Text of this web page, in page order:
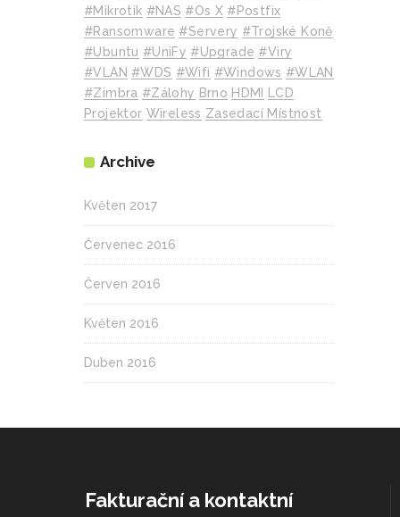
#mikrotik #NAS #Os X #Postfix
#Ransomware #Servery #Trojské Koně
#Ubuntu #UniFy #Upgrade #Viry
#VLAN #WDS #wifi #Windows #WLAN
#Zimbra #zálohy Brno HDMI
LCD
Projektor Wireless Zasedací Místnost
Archive
Květen 2017
Červenec 2016
Červen 2016
Květen 2016
Duben 2016
Fakturační a kontaktní